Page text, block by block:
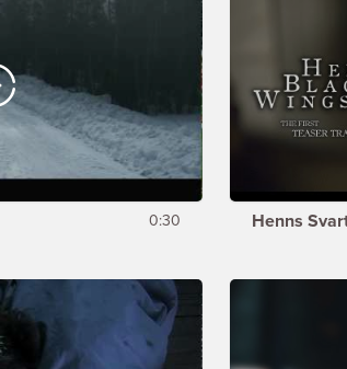
0:30 Henns